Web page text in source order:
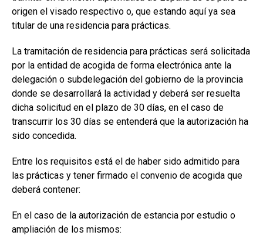
origen el visado respectivo o, que estando aquí ya sea
titular de una residencia para prácticas.
La tramitación de residencia para prácticas será solicitada
por la entidad de acogida de forma electrónica ante la
delegación o subdelegación del gobierno de la provincia
donde se desarrollará la actividad y deberá ser resuelta
dicha solicitud en el plazo de 30 días, en el caso de
transcurrir los 30 días se entenderá que la autorización ha
sido concedida.
Entre los requisitos está el de haber sido admitido para
las prácticas y tener firmado el convenio de acogida que
deberá contener:
En el caso de la autorización de estancia por estudio o
ampliación de los mismos: